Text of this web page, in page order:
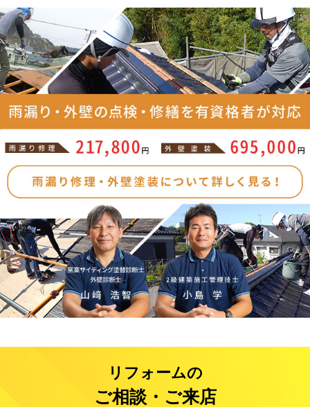
リフォームの
ご相談・ご来店